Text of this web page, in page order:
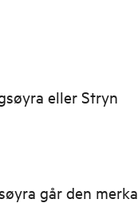
eller Stryn
går den merka